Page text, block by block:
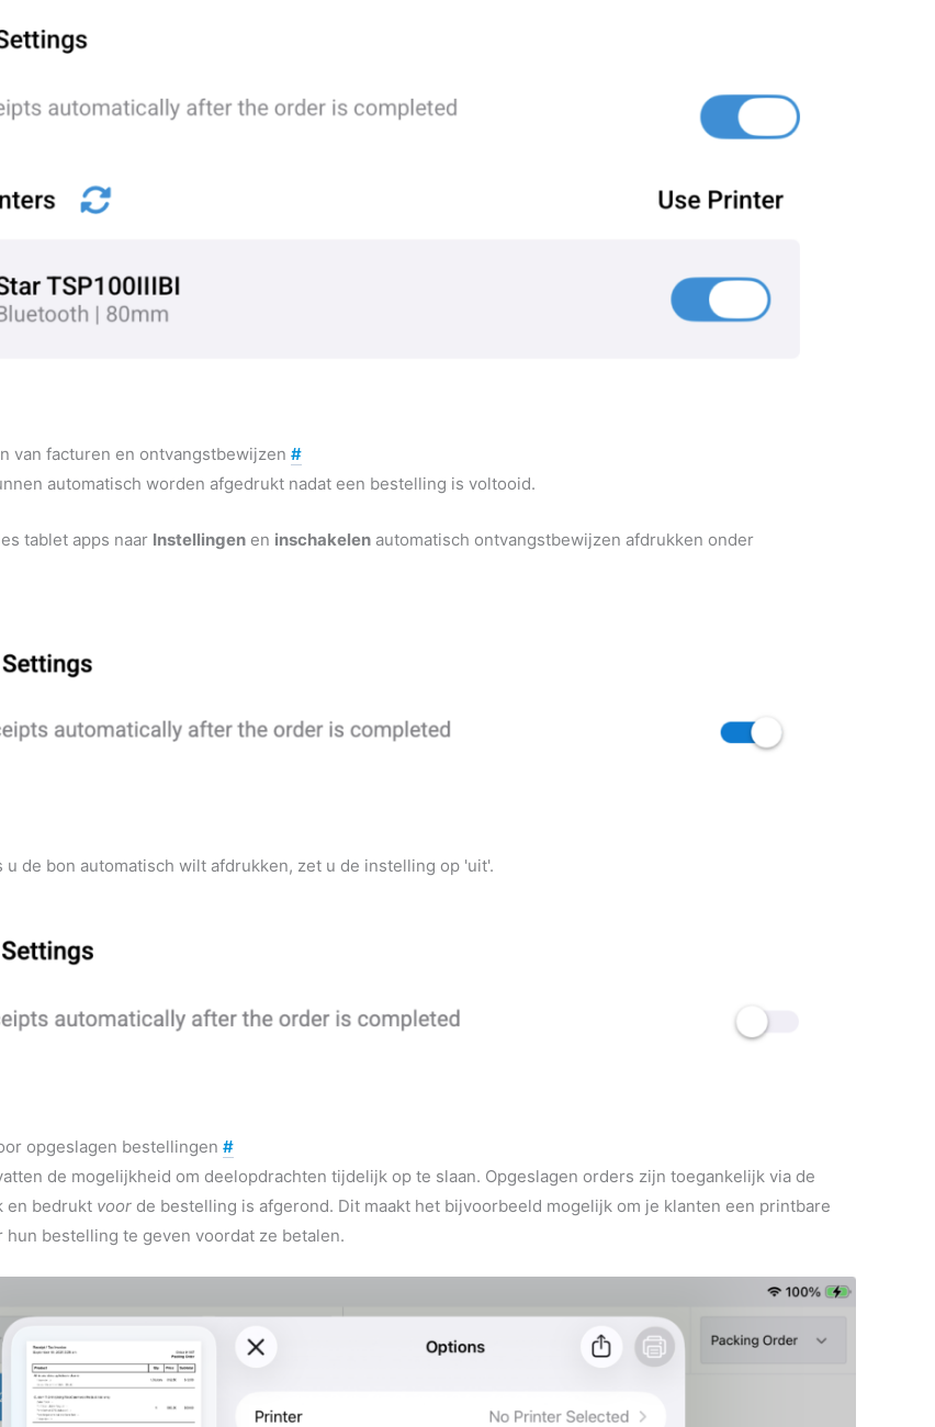
van facturen en ontvangstbewijzen #
automatisch worden afgedrukt nadat een bestelling is voltooid.
tablet apps naar Instellingen en inschakelen automatisch ontvangstbewijzen afdrukken onder
u de bon automatisch wilt afdrukken, zet u de instelling op 'uit'.
opgeslagen bestellingen #
de mogelijkheid om deelopdrachten tijdelijk op te slaan. Opgeslagen orders zijn toegankelijk via de
en bedrukt voor de bestelling is afgerond. Dit maakt het bijvoorbeeld mogelijk om je klanten een printbare
bestelling te geven voordat ze betalen.